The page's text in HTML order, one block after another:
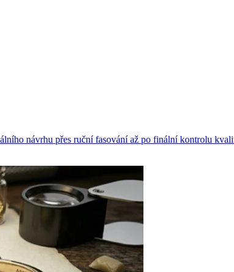
návrhu přes ruční fasování až po finální kontrolu